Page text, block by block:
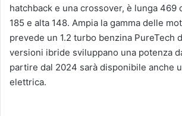
hatchback e una crossover, è lunga 469
185 e alta 148. Ampia la gamma delle
prevede un 1.2 turbo benzina PureTech
versioni ibride sviluppano una potenza
partire dal 2024 sarà disponibile anche
elettrica.